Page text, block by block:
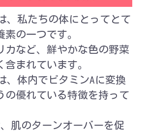
、私たちの体にとってとて
素の一つです。
カなど、鮮やかな色の野菜
含まれています。
、体内でビタミンAに変換
の優れている特徴を持って
肌のターンオーバーを促